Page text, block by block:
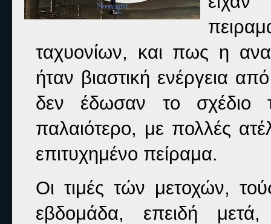
ταχυονίων, και πως η
ήταν βιαστική ενέργεια
δεν έδωσαν το σχέδιο
παλαιότερο, με πολλές
επιτυχημένο πείραμα.
Οι τιμές τών μετοχών,
εβδομάδα, επειδή